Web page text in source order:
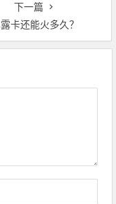
下一篇
卡还能火多久？